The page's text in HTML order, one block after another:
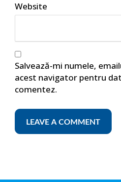
Website
Salvează-mi numele,
acest navigator pentru
comentez.